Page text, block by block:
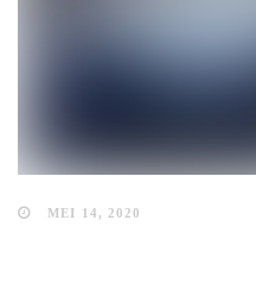
MEI 14, 2020